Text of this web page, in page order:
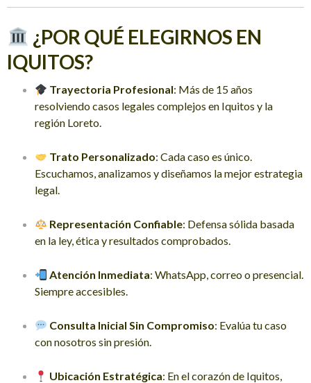
¿POR QUÉ ELEGIRNOS EN
IQUITOS?
Trayectoria Profesional: Más de 15 años
resolviendo casos legales complejos en Iquitos y la
región Loreto.
Trato Personalizado: Cada caso es único.
Escuchamos, analizamos y diseñamos la mejor estrategia
legal.
Representación Confiable: Defensa sólida basada
en la ley, ética y resultados comprobados.
Atención Inmediata: WhatsApp, correo o presencial.
Siempre accesibles.
Consulta Inicial Sin Compromiso: Evalúa tu caso
con nosotros sin presión.
Ubicación Estratégica: En el corazón de Iquitos,